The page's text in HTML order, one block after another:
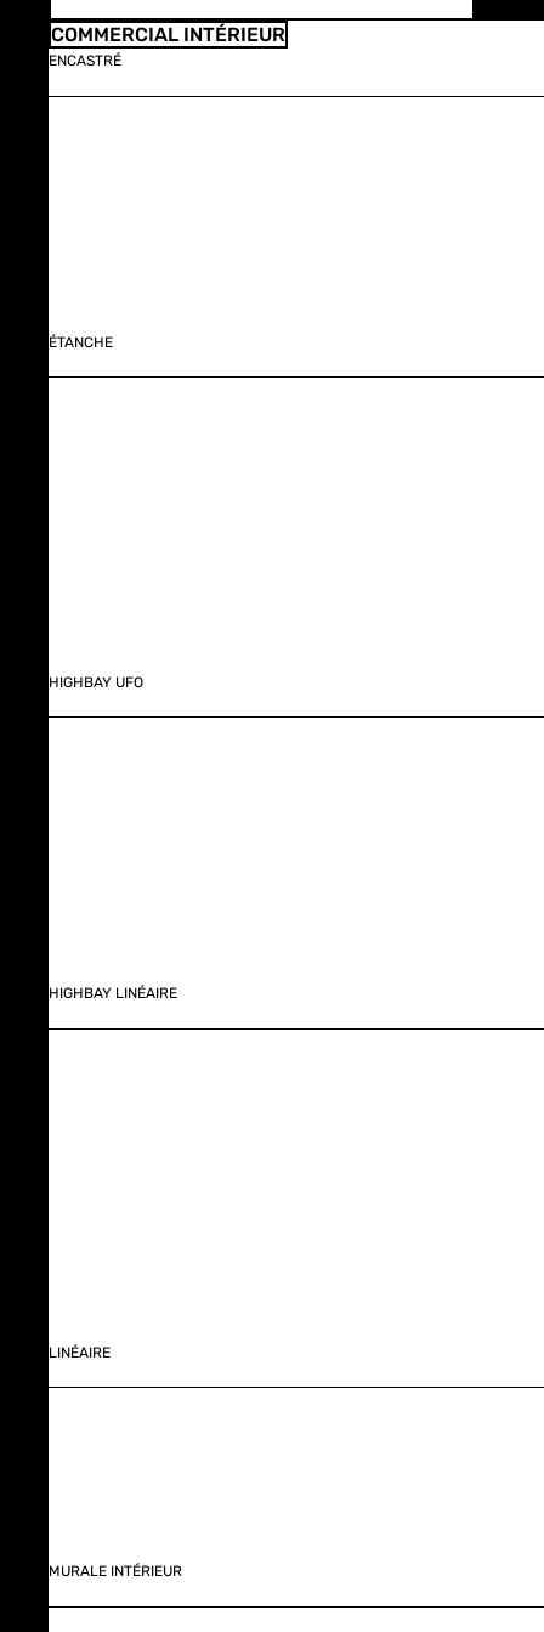
COMMERCIAL INTÉRIEUR
ENCASTRÉ
ÉTANCHE
HIGHBAY UFO
HIGHBAY LINÉAIRE
LINÉAIRE
MURALE INTÉRIEUR